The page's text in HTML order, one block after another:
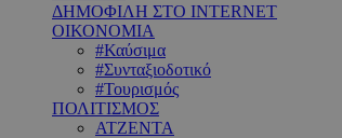
ΔΗΜΟΦΙΛΗ ΣΤΟ INTERNET
ΟΙΚΟΝΟΜΙΑ
#Καύσιμα
#Συνταξιοδοτικό
#Τουρισμός
ΠΟΛΙΤΙΣΜΟΣ
ΑΤΖΕΝΤΑ